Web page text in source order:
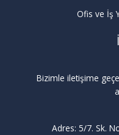
Ofis ve İş
Bizimle iletişime
Adres: 5/7. Sk.